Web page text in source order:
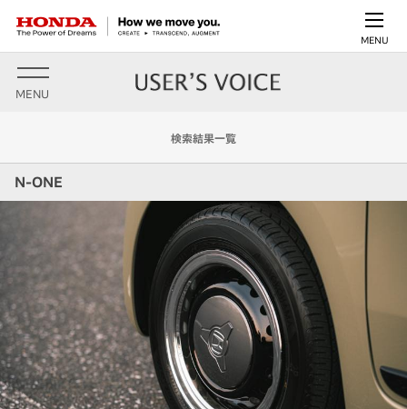
MENU
MENU
検索結果一覧
N-ONE